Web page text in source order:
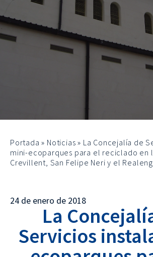
Portada » Noticias » La Concejalía de
mini-ecoparques para el reciclado en
Crevillent, San Felipe Neri y el
24 de enero de 2018
La
Servicios